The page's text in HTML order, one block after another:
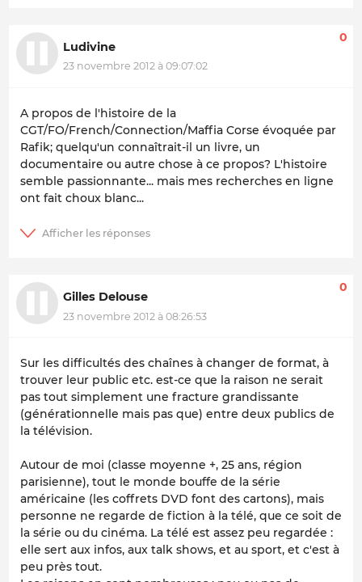
Ludivine
23 novembre 2012 à 09:07:02
0
A propos de l'histoire de la
CGT/FO/French/Connection/Maffia Corse évoquée par
Rafik; quelqu'un connaîtrait-il un livre, un
documentaire ou autre chose à ce propos? L'histoire
semble passionnante... mais mes recherches en ligne
ont fait choux blanc...
Gilles Delouse
23 novembre 2012 à 08:26:53
0
Sur les difficultés des chaînes à changer de format, à
trouver leur public etc. est-ce que la raison ne serait
pas tout simplement une fracture grandissante
(générationnelle mais pas que) entre deux publics de
la télévision.
Autour de moi (classe moyenne +, 25 ans, région
parisienne), tout le monde bouffe de la série
américaine (les coffrets DVD font des cartons), mais
personne ne regarde de fiction à la télé, que ce soit de
la série ou du cinéma. La télé est assez peu regardée :
elle sert aux infos, aux talk shows, et au sport, et c'est à
peu près tout.